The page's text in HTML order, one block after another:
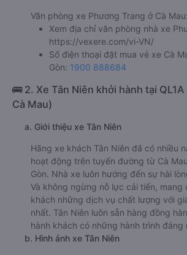
Văn phòng xe Phương Trang ở Cà Mau:
Xem địa chỉ văn phòng nhà xe
https://vexere.com/vi-VN/
Số điện thoại đặt mua vé xe Cà
Gòn: 1900 888684
🚌 2. Xe Tân Niên khởi hành tại
Cà Mau)
a. Giới thiệu xe Tân Niên
Hãng xe khách Tân Niên đã có nhiều
hoạt động trên tuyến đường từ Cà
Gòn. Nhà xe luôn hướng đến sự hài
Và không ngừng nỗ lực cải tiến, mang
khách những dịch vụ chất lượng với
nhất. Tân Niên luôn sẵn hàng đồng
hành khách có những hành trình đáng
b. Hình ảnh xe Tân Niên